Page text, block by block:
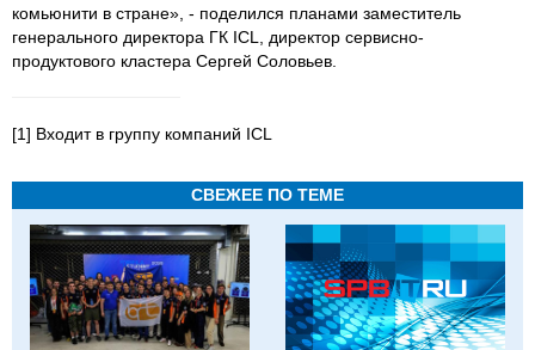
комьюнити в стране», - поделился планами заместитель
генерального директора ГК ICL, директор сервисно-
продуктового кластера Сергей Соловьев.
[1] Входит в группу компаний ICL
СВЕЖЕЕ ПО ТЕМЕ